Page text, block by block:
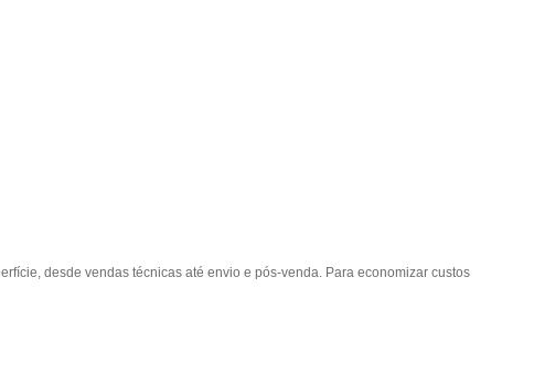
desde vendas técnicas até envio e pós-venda. Para economizar custos